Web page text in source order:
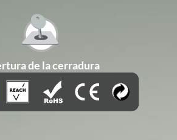
de la cerradura